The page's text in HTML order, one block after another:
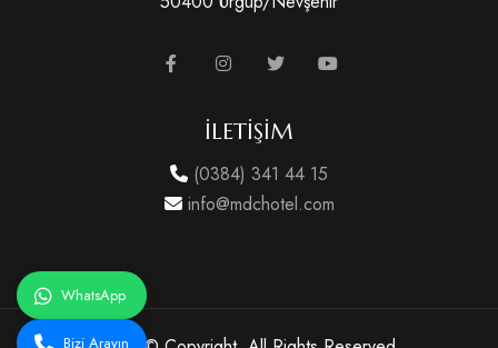
WhatsApp
Bizi Arayın
İLETİŞİM
(0384) 341 44 15
info@mdchotel.com